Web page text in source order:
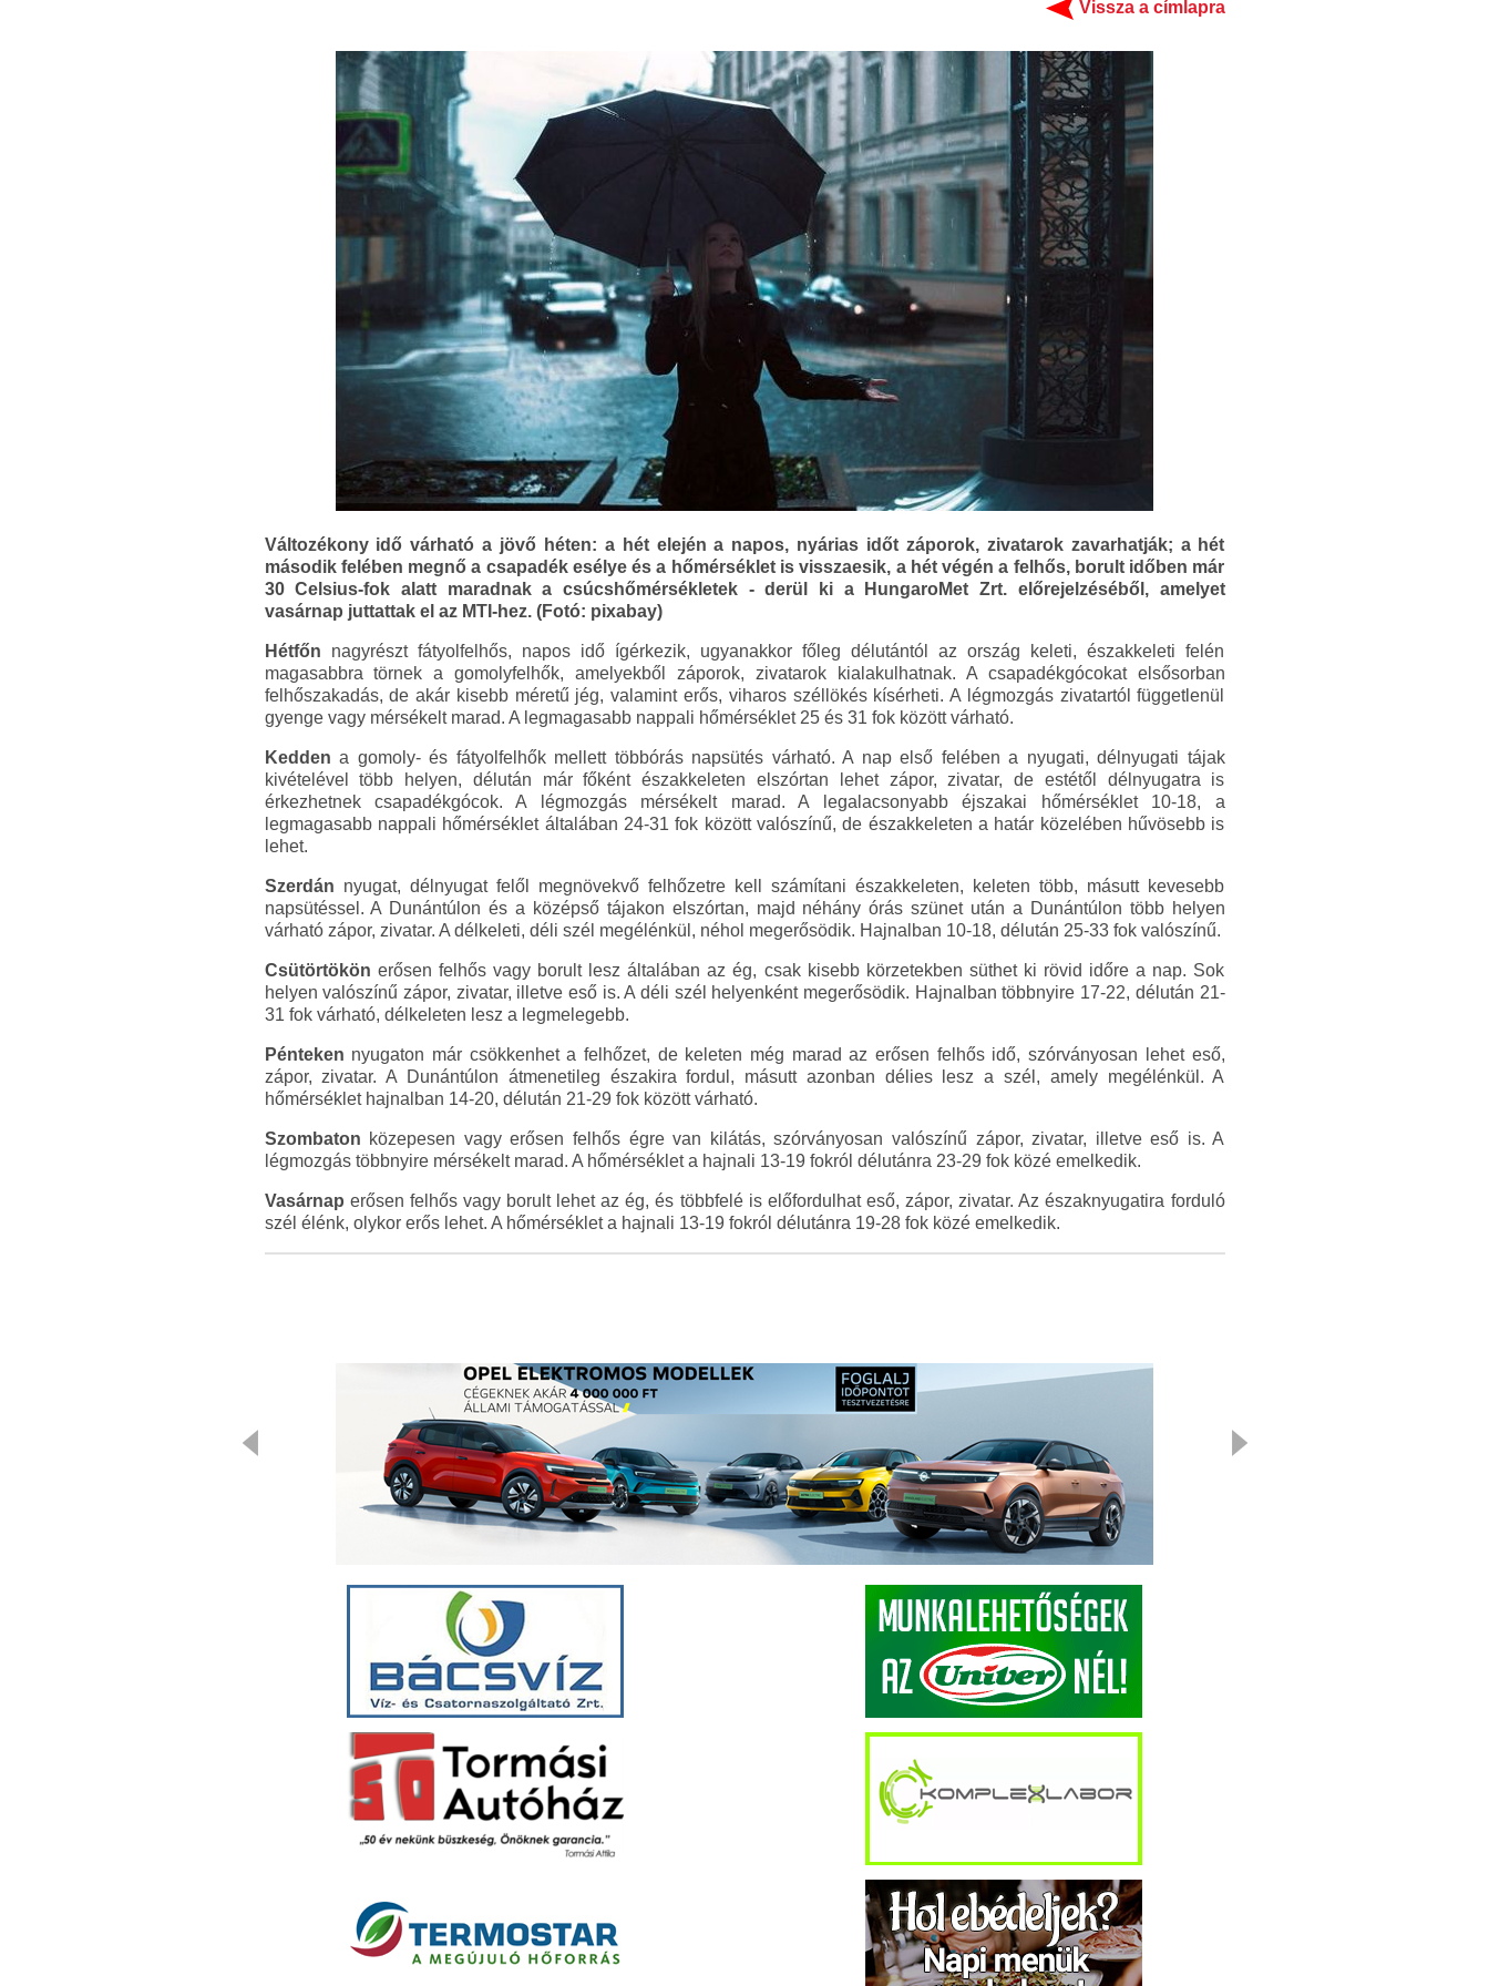
Vissza a címlapra
Változékony idő várható a jövő héten: a hét elején a napos, nyárias időt záporok, zivatarok zavarhatják; a hét
második felében megnő a csapadék esélye és a hőmérséklet is visszaesik, a hét végén a felhős, borult időben már
30 Celsius-fok alatt maradnak a csúcshőmérsékletek - derül ki a HungaroMet Zrt. előrejelzéséből, amelyet
vasárnap juttattak el az MTI-hez. (Fotó: pixabay)
Hétfőn nagyrészt fátyolfelhős, napos idő ígérkezik, ugyanakkor főleg délutántól az ország keleti, északkeleti felén
magasabbra törnek a gomolyfelhők, amelyekből záporok, zivatarok kialakulhatnak. A csapadékgócokat elsősorban
felhőszakadás, de akár kisebb méretű jég, valamint erős, viharos széllökés kísérheti. A légmozgás zivatartól függetlenül
gyenge vagy mérsékelt marad. A legmagasabb nappali hőmérséklet 25 és 31 fok között várható.
Kedden a gomoly- és fátyolfelhők mellett többórás napsütés várható. A nap első felében a nyugati, délnyugati tájak
kivételével több helyen, délután már főként északkeleten elszórtan lehet zápor, zivatar, de estétől délnyugatra is
érkezhetnek csapadékgócok. A légmozgás mérsékelt marad. A legalacsonyabb éjszakai hőmérséklet 10-18, a
legmagasabb nappali hőmérséklet általában 24-31 fok között valószínű, de északkeleten a határ közelében hűvösebb is
lehet.
Szerdán nyugat, délnyugat felől megnövekvő felhőzetre kell számítani északkeleten, keleten több, másutt kevesebb
napsütéssel. A Dunántúlon és a középső tájakon elszórtan, majd néhány órás szünet után a Dunántúlon több helyen
várható zápor, zivatar. A délkeleti, déli szél megélénkül, néhol megerősödik. Hajnalban 10-18, délután 25-33 fok valószínű.
Csütörtökön erősen felhős vagy borult lesz általában az ég, csak kisebb körzetekben süthet ki rövid időre a nap. Sok
helyen valószínű zápor, zivatar, illetve eső is. A déli szél helyenként megerősödik. Hajnalban többnyire 17-22, délután 21-
31 fok várható, délkeleten lesz a legmelegebb.
Pénteken nyugaton már csökkenhet a felhőzet, de keleten még marad az erősen felhős idő, szórványosan lehet eső,
zápor, zivatar. A Dunántúlon átmenetileg északira fordul, másutt azonban délies lesz a szél, amely megélénkül. A
hőmérséklet hajnalban 14-20, délután 21-29 fok között várható.
Szombaton közepesen vagy erősen felhős égre van kilátás, szórványosan valószínű zápor, zivatar, illetve eső is. A
légmozgás többnyire mérsékelt marad. A hőmérséklet a hajnali 13-19 fokról délutánra 23-29 fok közé emelkedik.
Vasárnap erősen felhős vagy borult lehet az ég, és többfelé is előfordulhat eső, zápor, zivatar. Az északnyugatira forduló
szél élénk, olykor erős lehet. A hőmérséklet a hajnali 13-19 fokról délutánra 19-28 fok közé emelkedik.